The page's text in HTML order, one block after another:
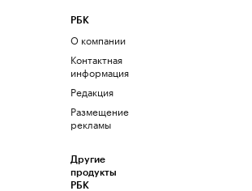
РБК
О компании
Контактная
информация
Редакция
Размещение
рекламы
Другие
продукты
РБК